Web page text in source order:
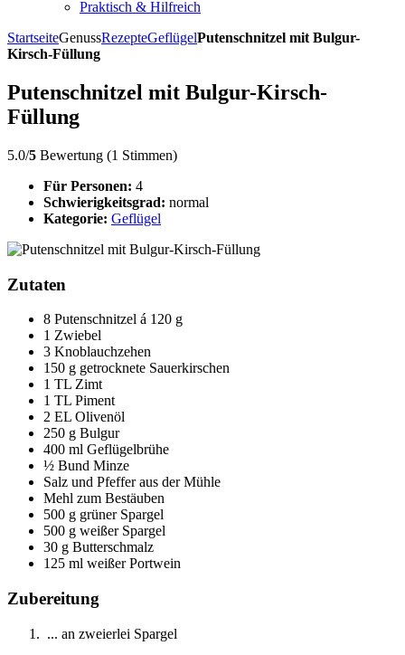
Praktisch & Hilfreich
StartseiteGenussRezepteGeflügelPutenschnitzel mit Bulgur-
Kirsch-Füllung
Putenschnitzel mit Bulgur-Kirsch-
Füllung
5.0/5 Bewertung (1 Stimmen)
Für Personen: 4
Schwierigkeitsgrad: normal
Kategorie: Geflügel
Zutaten
8 Putenschnitzel á 120 g
1 Zwiebel
3 Knoblauchzehen
150 g getrocknete Sauerkirschen
1 TL Zimt
1 TL Piment
2 EL Olivenöl
250 g Bulgur
400 ml Geflügelbrühe
½ Bund Minze
Salz und Pfeffer aus der Mühle
Mehl zum Bestäuben
500 g grüner Spargel
500 g weißer Spargel
30 g Butterschmalz
125 ml weißer Portwein
Zubereitung
... an zweierlei Spargel